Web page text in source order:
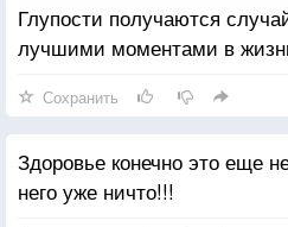
Глупости получаются
лучшими моментами в
Сохранить
Здоровье конечно это еще
него уже ничто!!!